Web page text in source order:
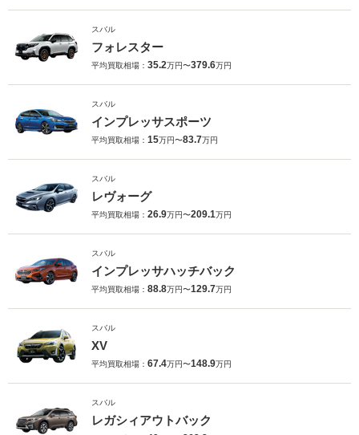
スバル
フォレスター
平均買取相場： 35.2万円〜379.6万円
スバル
インプレッサスポーツ
平均買取相場： 15万円〜83.7万円
スバル
レヴォーグ
平均買取相場： 26.9万円〜209.1万円
スバル
インプレッサハッチバック
平均買取相場： 88.8万円〜129.7万円
スバル
XV
平均買取相場： 67.4万円〜148.9万円
スバル
レガシィアウトバック